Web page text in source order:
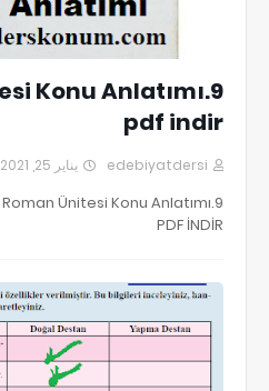
Konu Anlatımı
pdf indir
edebiyatdersi يناير 25, 2021
Roman Ünitesi Konu Anlatımı
PDF İNDİR
10.Sınıf Türk Dili ve Edebiyatı Biryay Yayınları Kitap Cevapları